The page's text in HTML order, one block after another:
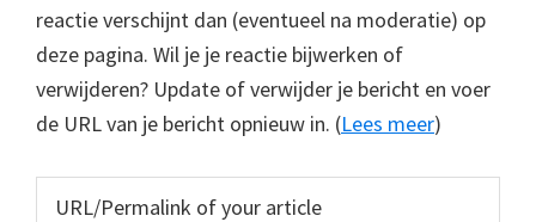
reactie verschijnt dan (eventueel na moderatie) op
deze pagina. Wil je je reactie bijwerken of
verwijderen? Update of verwijder je bericht en voer
de URL van je bericht opnieuw in. (Lees meer)